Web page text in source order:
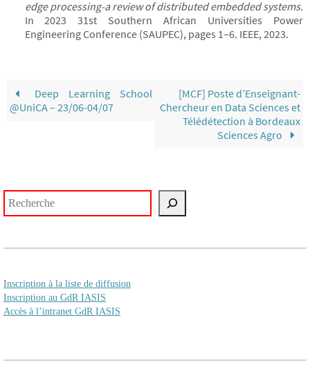
edge processing-a review of distributed embedded systems.
In 2023 31st Southern African Universities Power
Engineering Conference (SAUPEC), pages 1–6. IEEE, 2023.
Deep Learning School
@UniCA – 23/06-04/07
[MCF] Poste d’Enseignant-
Chercheur en Data Sciences et
Télédétection à Bordeaux
Sciences Agro
Inscription à la liste de diffusion
Inscription au GdR IASIS
Accès à l’intranet GdR IASIS